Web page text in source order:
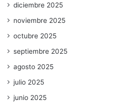
diciembre 2025
noviembre 2025
octubre 2025
septiembre 2025
agosto 2025
julio 2025
junio 2025